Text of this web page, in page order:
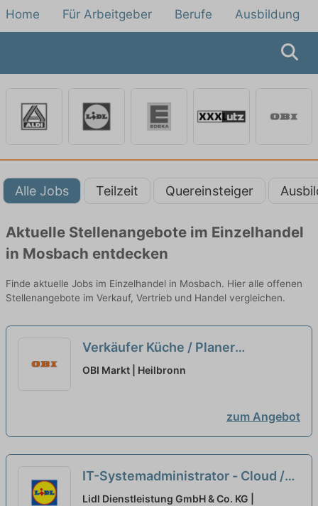
Home Für Arbeitgeber Berufe Ausbildung
Alle Jobs Teilzeit Quereinsteiger
Aktuelle Stellenangebote im Einzelhandel
in Mosbach entdecken
Finde aktuelle Jobs im Einzelhandel in Mosbach. Hier alle offenen
Stellenangebote im Verkauf, Vertrieb und Handel vergleichen.
Verkäufer Küche / Planer
Schwerpunkt Küche (m/w/d)
OBI Markt | Heilbronn
zum Angebot
IT-Systemadministrator - Cloud /
IT-Security (m/w/d) bei Workwise
Lidl Dienstleistung GmbH & Co. KG |